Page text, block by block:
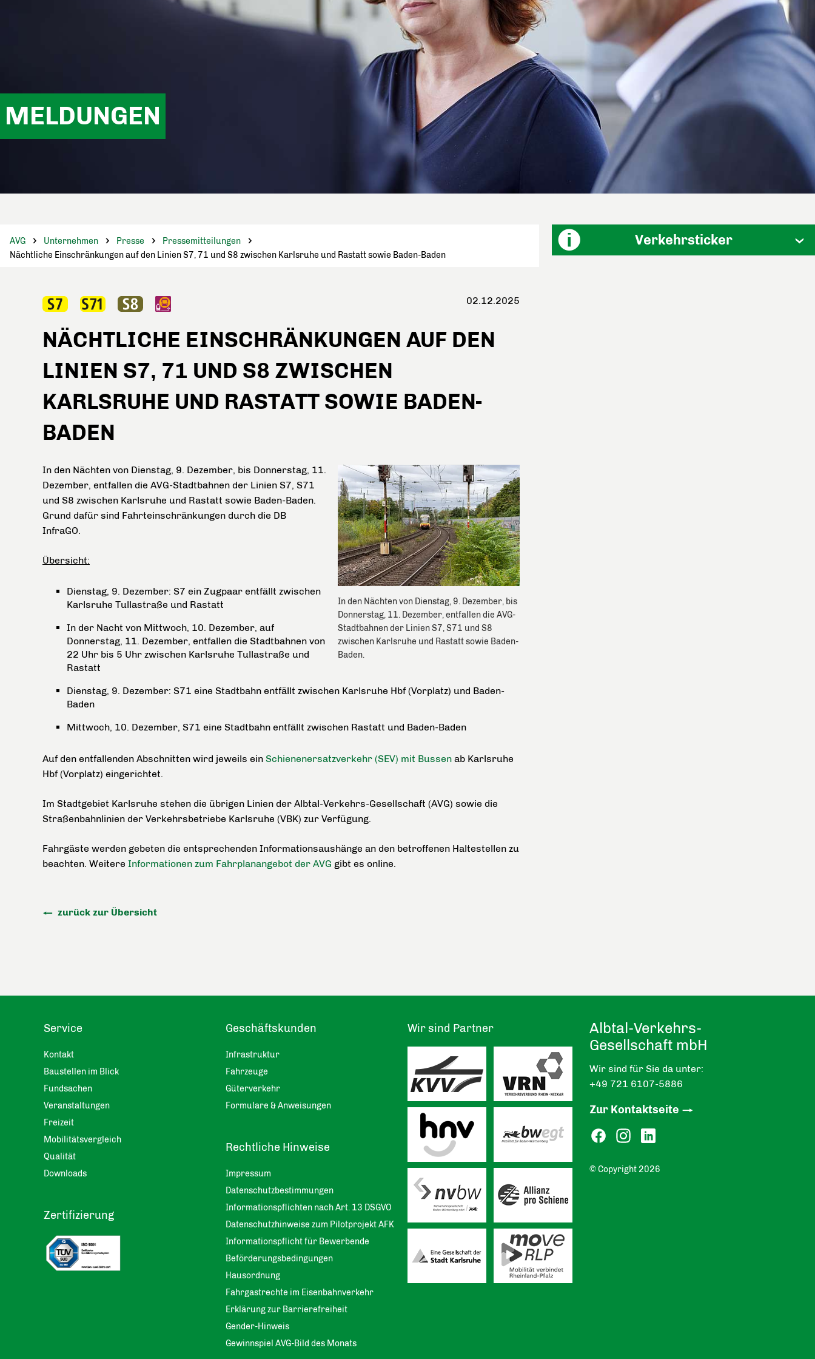
MELDUNGEN
AVG Unternehmen Presse
Pressemitteilungen
Nächtliche Einschränkungen auf den Linien S7, 71 und S8 zwischen Karlsruhe und Rastatt sowie Baden-Baden
02.12.2025
NÄCHTLICHE EINSCHRÄNKUNGEN AUF DEN
LINIEN S7, 71 UND S8 ZWISCHEN
KARLSRUHE UND RASTATT SOWIE BADEN-
BADEN
In den Nächten von Dienstag, 9. Dezember, bis
Donnerstag, 11. Dezember, entfallen die AVG-
Stadtbahnen der Linien S7, S71 und S8
zwischen Karlsruhe und Rastatt sowie Baden-
Baden.
In den Nächten von Dienstag, 9. Dezember, bis Donnerstag, 11.
Dezember, entfallen die AVG-Stadtbahnen der Linien S7, S71
und S8 zwischen Karlsruhe und Rastatt sowie Baden-Baden.
Grund dafür sind Fahrteinschränkungen durch die DB
InfraGO.
Übersicht:
Dienstag, 9. Dezember: S7 ein Zugpaar entfällt zwischen
Karlsruhe Tullastraße und Rastatt
In der Nacht von Mittwoch, 10. Dezember, auf
Donnerstag, 11. Dezember, entfallen die Stadtbahnen von
22 Uhr bis 5 Uhr zwischen Karlsruhe Tullastraße und
Rastatt
Dienstag, 9. Dezember: S71 eine Stadtbahn entfällt zwischen Karlsruhe Hbf (Vorplatz) und Baden-
Baden
Mittwoch, 10. Dezember, S71 eine Stadtbahn entfällt zwischen Rastatt und Baden-Baden
Auf den entfallenden Abschnitten wird jeweils ein Schienenersatzverkehr (SEV) mit Bussen ab Karlsruhe
Hbf (Vorplatz) eingerichtet.
Im Stadtgebiet Karlsruhe stehen die übrigen Linien der Albtal-Verkehrs-Gesellschaft (AVG) sowie die
Straßenbahnlinien der Verkehrsbetriebe Karlsruhe (VBK) zur Verfügung.
Fahrgäste werden gebeten die entsprechenden Informationsaushänge an den betroffenen Haltestellen zu
beachten. Weitere Informationen zum Fahrplanangebot der AVG gibt es online.
zurück zur Übersicht
Verkehrsticker
Service
Kontakt
Baustellen im Blick
Fundsachen
Veranstaltungen
Freizeit
Mobilitätsvergleich
Qualität
Downloads
Zertifizierung
Geschäftskunden
Infrastruktur
Fahrzeuge
Güterverkehr
Formulare & Anweisungen
Rechtliche Hinweise
Impressum
Datenschutzbestimmungen
Informationspflichten nach Art. 13 DSGVO
Datenschutzhinweise zum Pilotprojekt AFK
Informationspflicht für Bewerbende
Beförderungsbedingungen
Hausordnung
Fahrgastrechte im Eisenbahnverkehr
Erklärung zur Barrierefreiheit
Gender-Hinweis
Gewinnspiel AVG-Bild des Monats
Wir sind Partner
Albtal-Verkehrs-
Gesellschaft mbH
Wir sind für Sie da unter:
+49 721 6107-5886
Zur Kontaktseite
© Copyright 2026